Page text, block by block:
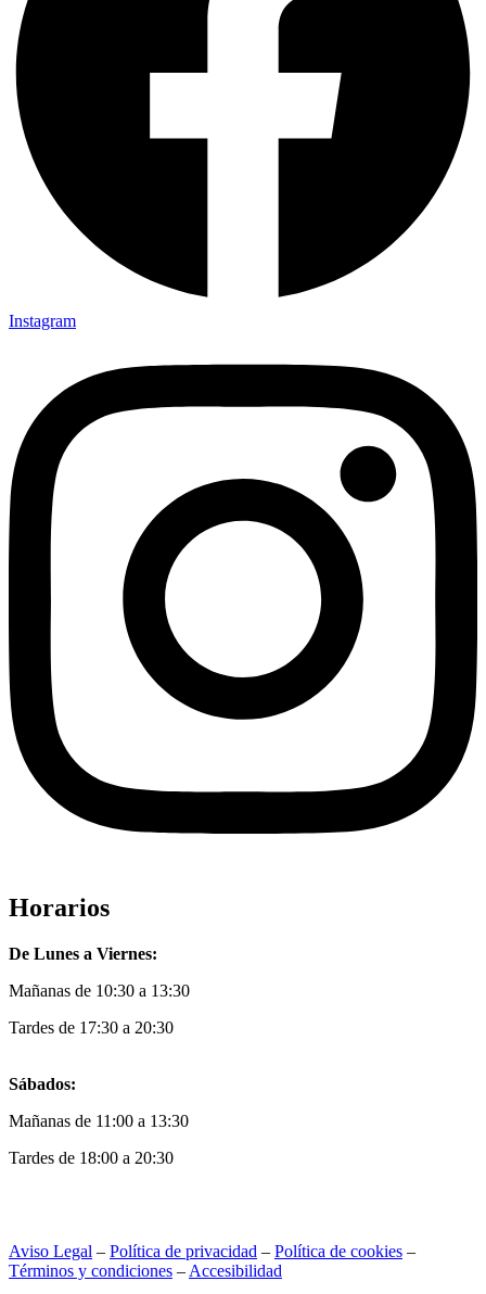
Instagram
Horarios
De Lunes a Viernes:
Mañanas de 10:30 a 13:30
Tardes de 17:30 a 20:30
Sábados:
Mañanas de 11:00 a 13:30
Tardes de 18:00 a 20:30
Aviso Legal – Política de privacidad – Política de cookies –
Términos y condiciones – Accesibilidad